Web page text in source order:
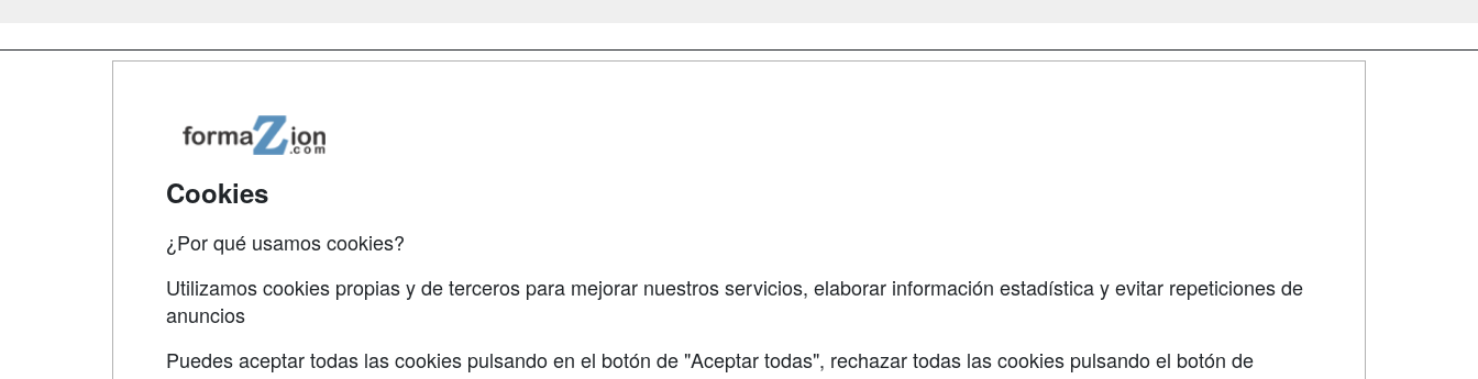
Cookies
¿Por qué usamos cookies?
Utilizamos cookies propias y de terceros para mejorar nuestros servicios, elaborar información estadística y evitar repeticiones de
anuncios
Puedes aceptar todas las cookies pulsando en el botón de "Aceptar todas", rechazar todas las cookies pulsando el botón de